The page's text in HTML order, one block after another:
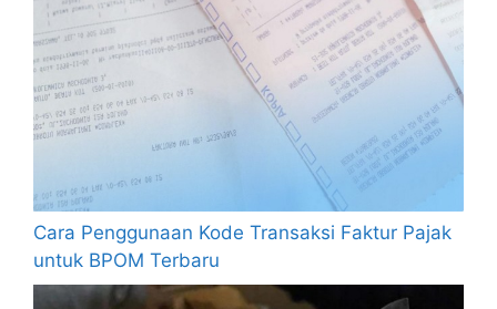
Cara Penggunaan Kode Transaksi Faktur Pajak
untuk BPOM Terbaru